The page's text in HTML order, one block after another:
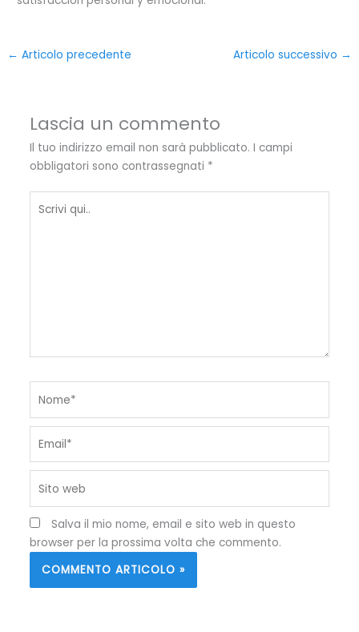
← Articolo precedente Articolo successivo →
Lascia un commento
Il tuo indirizzo email non sarà pubblicato. I campi
obbligatori sono contrassegnati *
web
Salva il mio nome, email e sito web in questo
browser per la prossima volta che commento.